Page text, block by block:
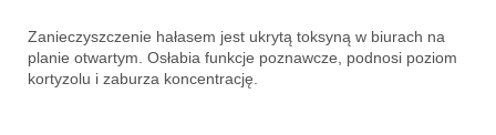
Zanieczyszczenie hałasem jest ukrytą toksyną w biurach na
planie otwartym. Osłabia funkcje poznawcze, podnosi poziom
kortyzolu i zaburza koncentrację.